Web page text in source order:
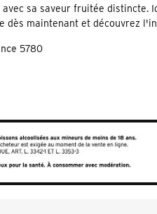
sa saveur fruitée distincte.
maintenant et découvrez
5780